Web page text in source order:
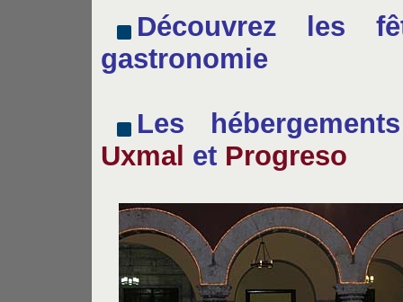
Découvrez les
gastronomie
Les
Uxmal et Progreso